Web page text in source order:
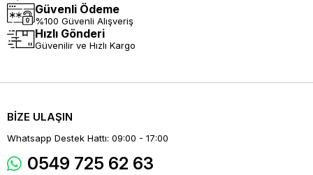
Güvenli Ödeme
%100 Güvenli Alışveriş
Hızlı Gönderi
Güvenilir ve Hızlı Kargo
BİZE ULAŞIN
Whatsapp Destek Hattı: 09:00 - 17:00
0549 725 62 63